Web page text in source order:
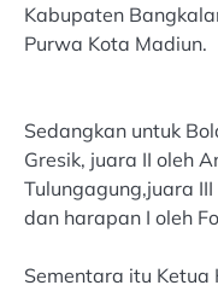
Kabupaten
Purwa Kota Madiun.
Sedangkan untuk
Gresik, juara II oleh
Tulungagung,juara
dan harapan I oleh
Sementara itu Ketua